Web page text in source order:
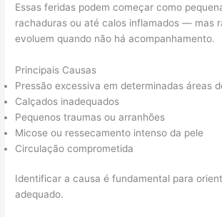
Essas feridas podem começar como
rachaduras ou até calos inflamados — mas
evoluem quando não há acompanhamento.
Principais Causas
Pressão excessiva em determinadas áreas
Calçados inadequados
Pequenos traumas ou arranhões
Micose ou ressecamento intenso da pele
Circulação comprometida
Identificar a causa é fundamental para
adequado.